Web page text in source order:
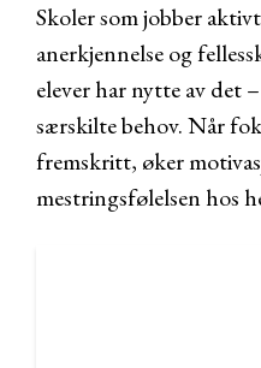
Skoler som jobber
anerkjennelse og
elever har nytte av det
særskilte behov. Når
fremskritt, øker
mestringsfølelsen hos